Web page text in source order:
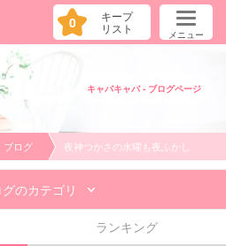
0
キープ
リスト
メニュー
キャバキャバ - ブログページ
ブログ 夜神つかさの水曜も夜ふかし
のカテゴリ
ランキング